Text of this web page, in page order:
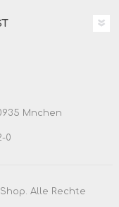
Mnchen
0
Alle Rechte